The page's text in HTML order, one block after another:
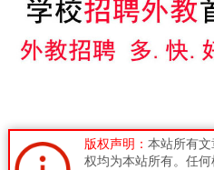
版权声明： 本站所有
权均为本站所有。任